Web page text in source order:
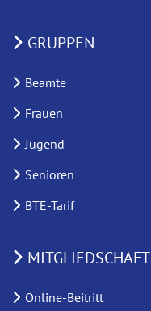
GRUPPEN
Beamte
Frauen
Jugend
Senioren
BTE-Tarif
MITGLIEDSCHAFT
Online-Beitritt